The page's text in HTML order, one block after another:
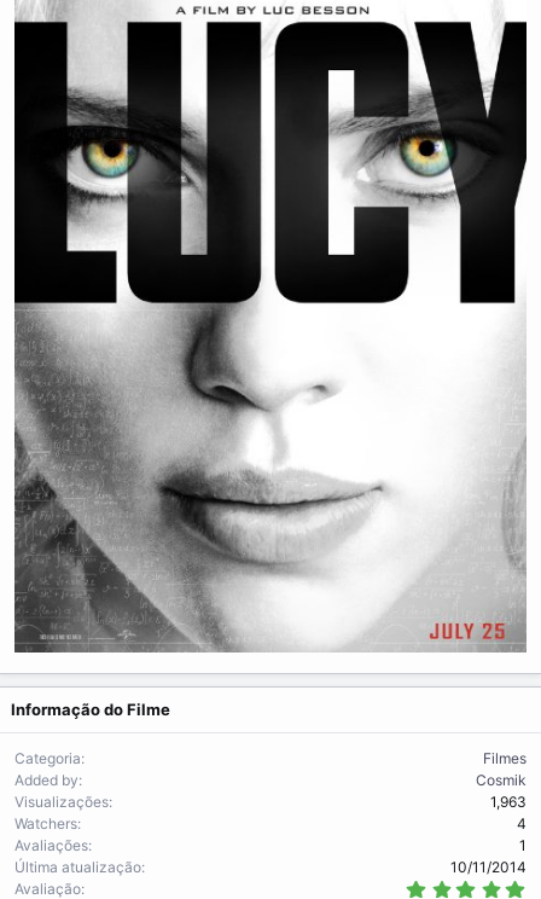
Informação do Filme
Categoria
Filmes
Added by
Cosmik
Visualizações
1,963
Watchers
4
Avaliações
1
Última atualização
10/11/2014
Avaliação